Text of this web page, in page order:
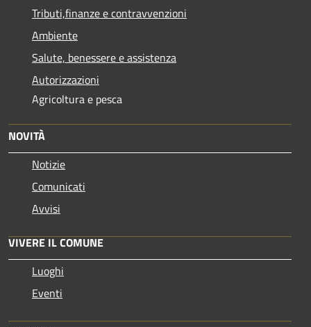
Tributi,finanze e contravvenzioni
Ambiente
Salute, benessere e assistenza
Autorizzazioni
Agricoltura e pesca
NOVITÀ
Notizie
Comunicati
Avvisi
VIVERE IL COMUNE
Luoghi
Eventi